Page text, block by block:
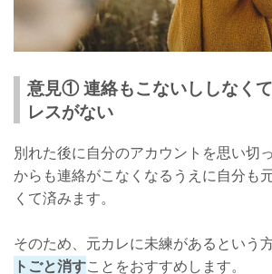
意見① 連絡もこないししなく
レスがない
別れた後に自分のアカウントを思い切
からも連絡がこなくなるうえに自分も
くて済みます。
そのため、元カレに未練があるという
トごと消すことをおすすめします。